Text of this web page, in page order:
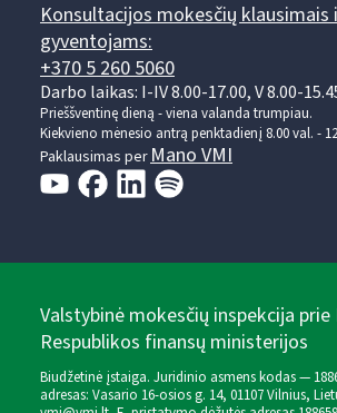
Konsultacijos mokesčių klausimais
gyventojams:
+370 5 260 5060
Darbo laikas: I-IV 8.00-17.00, V 8.00-
Prieššventinę dieną - viena valanda trumpiau.
Kiekvieno mėnesio antrą penktadienį 8.00 val. -
Paklausimas perMano VMI
Valstybinė mokesčių inspekcija
Respublikos finansų ministerijos
Biudžetinė įstaiga. Juridinio asmens kodas —
adresas: Vasario 16-osios g. 14, 01107 Vilnius,